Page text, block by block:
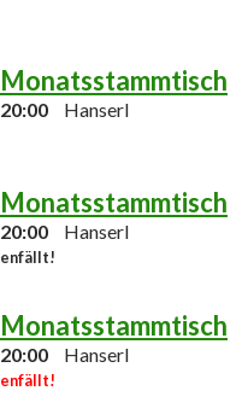
Monatsstammtisch
20:00 Hanserl
Monatsstammtisch
20:00 Hanserl
enfällt!
Monatsstammtisch
20:00 Hanserl
enfällt!